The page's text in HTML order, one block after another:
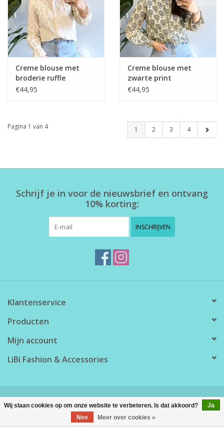
Creme blouse met
broderie ruffle
€44,95
Creme blouse met
zwarte print
€44,95
Pagina 1 van 4 1 2 3 4
Schrijf je in voor de nieuwsbrief en ontvang
10% korting:
INSCHRIJVEN
Klantenservice
Producten
Mijn account
LiBi Fashion & Accessories
Lightspeed
Wij slaan cookies op om onze website te verbeteren. Is dat akkoord?
Ja
Nee
Meer over cookies »